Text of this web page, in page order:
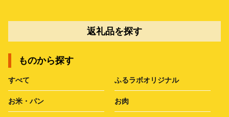
返礼品を探す
ものから探す
すべて ふるラボオリジナル
お米・パン お肉